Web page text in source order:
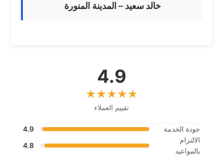
خالد سعيد – المدينة المنورة
4.9
تقييم العملاء
جودة الخدمة
4.9
الالتزام
بالمواعيد
4.8